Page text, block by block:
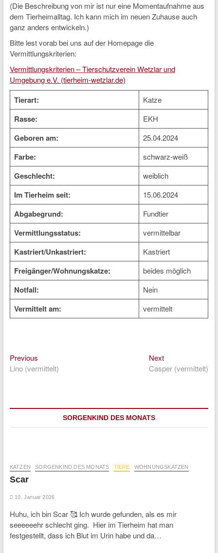
(Die Beschreibung von mir ist nur eine Momentaufnahme aus
dem Tierheimalltag. Ich kann mich im neuen Zuhause auch
ganz anders entwickeln.)
Bitte lest vorab bei uns auf der Homepage die
Vermittlungskriterien:
Vermittlungskriterien – Tierschutzverein Wetzlar und
Umgebung e.V. (tierheim-wetzlar.de)
Tierart: Katze
Rasse: EKH
Geboren am: 25.04.2024
Farbe: schwarz-weiß
Geschlecht: weiblich
Im Tierheim seit: 15.06.2024
Abgabegrund: Fundtier
Vermittlungsstatus: vermittelbar
Kastriert/Unkastriert: Kastriert
Freigänger/Wohnungskatze: beides möglich
Notfall: Nein
Vermittelt am: vermittelt
Beitragsnavigation
PreviousPrevious
post:
Lino (vermittelt)
NextNext
post:
Casper (vermittelt)
SORGENKIND DES MONATS
KATZEN SORGENKIND DES MONATS TIERE WOHNUNGSKATZEN
Scar
10. Januar 2026
Huhu, ich bin Scar 🥰 Ich wurde gefunden, als es mir
seeeeeehr schlecht ging. Hier im Tierheim hat man
festgestellt, dass ich Blut im Urin habe und da…